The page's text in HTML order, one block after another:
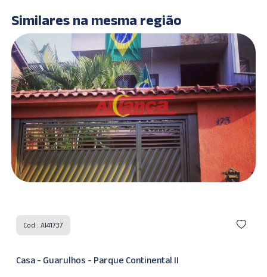
Similares na mesma região
Cod : AI41737
Casa - Guarulhos - Parque Continental II